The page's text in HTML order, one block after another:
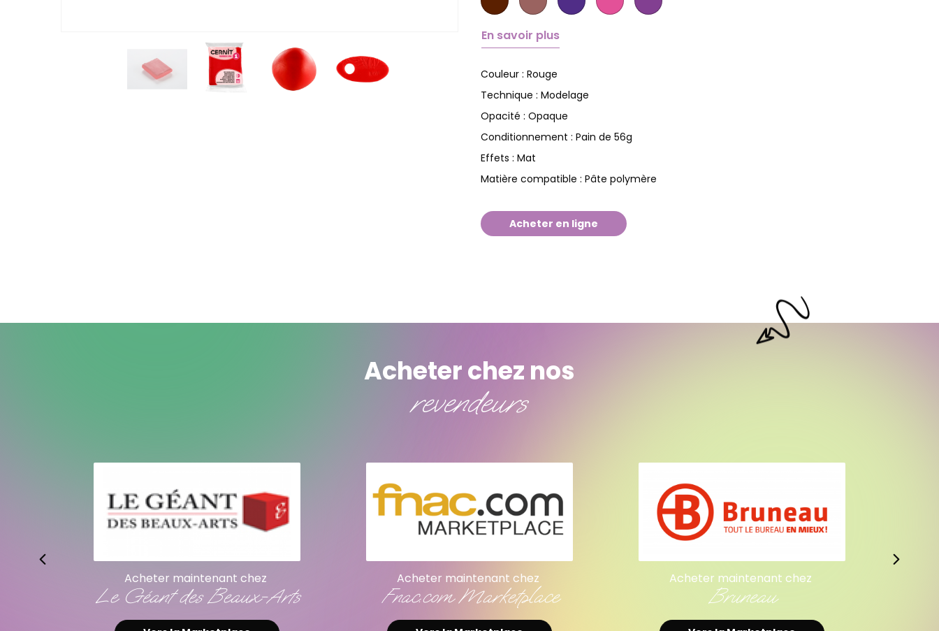
En savoir plus
Couleur : Rouge
Technique : Modelage
Opacité : Opaque
Conditionnement : Pain de 56g
Effets : Mat
Matière compatible : Pâte polymère
Acheter en ligne
Acheter chez nos
revendeurs
Acheter maintenant chez
Le Géant des Beaux-Arts
Acheter maintenant chez
Fnac.com Marketplace
Acheter maintenant chez
Bruneau